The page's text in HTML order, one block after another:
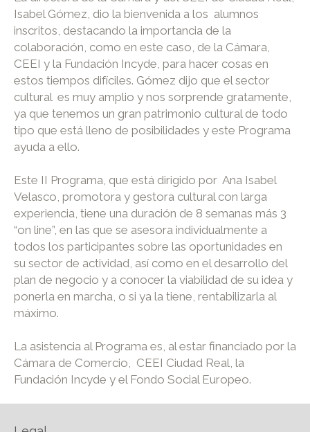
Isabel Gómez, dio la bienvenida a los alumnos
inscritos, destacando la importancia de la
colaboración, como en este caso, de la Cámara,
CEEI y la Fundación Incyde, para hacer cosas en
estos tiempos difíciles. Gómez dijo que el sector
cultural es muy amplio y nos sorprende gratamente,
ya que tenemos un gran patrimonio cultural de todo
tipo que está lleno de posibilidades y este Programa
ayuda a ello.
Este II Programa, que está dirigido por Ana Isabel
Velasco, promotora y gestora cultural con larga
experiencia, tiene una duración de 8 semanas más 3
“on line”, en las que se asesora individualmente a
todos los participantes sobre las oportunidades en
su sector de actividad, así como en el desarrollo del
plan de negocio y a conocer la viabilidad de su idea y
ponerla en marcha, o si ya la tiene, rentabilizarla al
máximo.
La asistencia al Programa es, al estar financiado por la
Cámara de Comercio, CEEI Ciudad Real, la
Fundación Incyde y el Fondo Social Europeo.